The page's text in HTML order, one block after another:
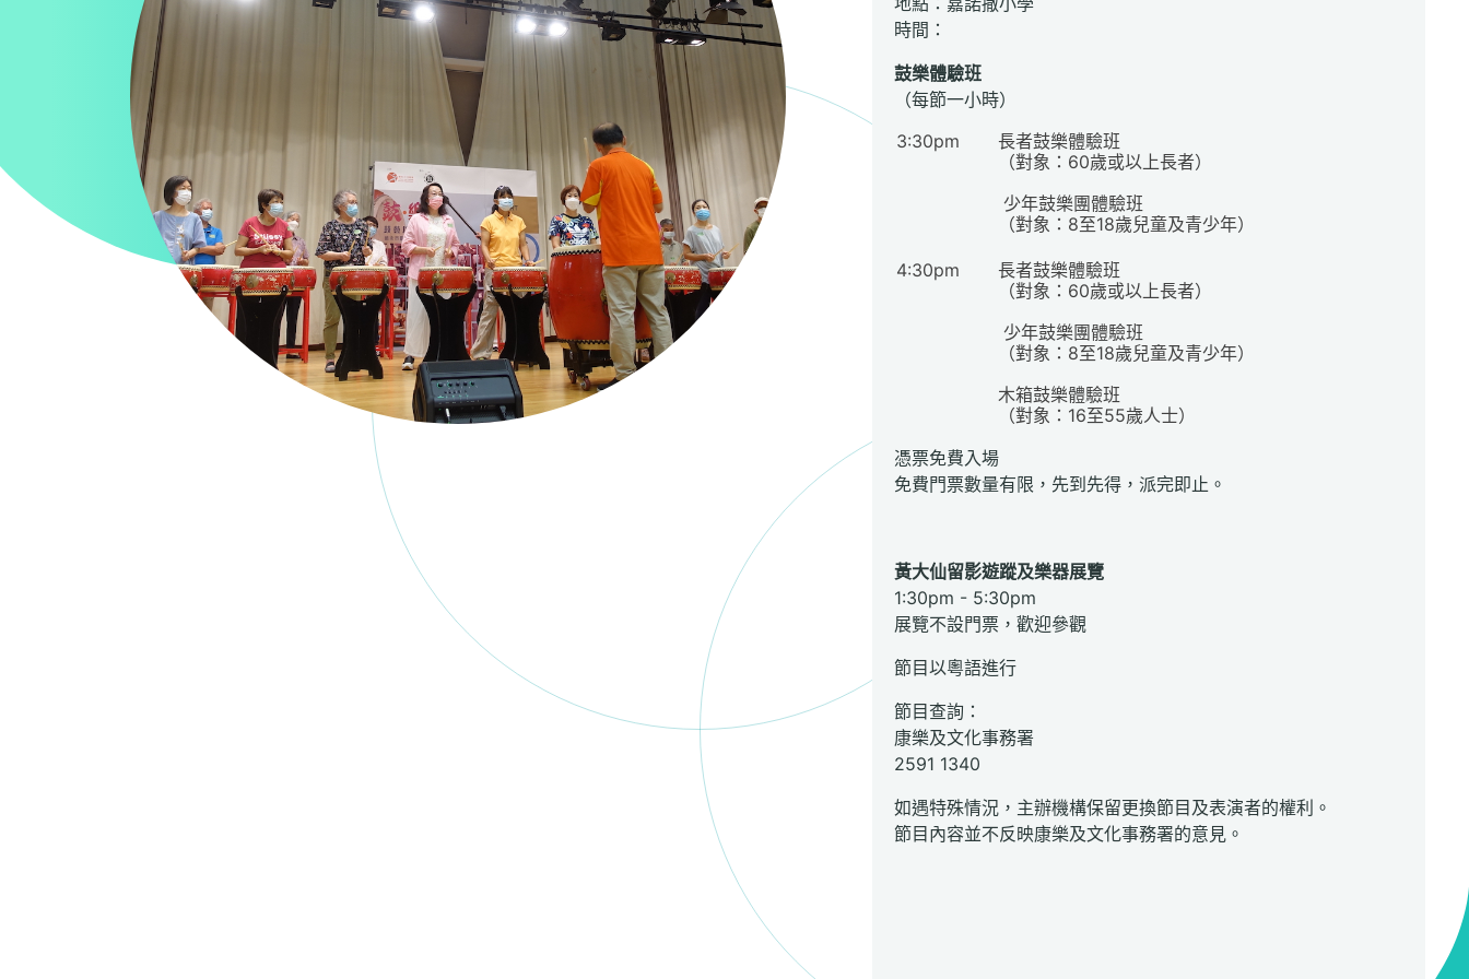
時間：
鼓樂體驗班
（每節一小時）
3:30pm
長者鼓樂體驗班
（對象：60歲或以上長者）
少年鼓樂團體驗班
（對象：8至18歲兒童及青少年）
4:30pm
長者鼓樂體驗班
（對象：60歲或以上長者）
少年鼓樂團體驗班
（對象：8至18歲兒童及青少年）
木箱鼓樂體驗班
（對象：16至55歲人士）
憑票免費入場
免費門票數量有限，先到先得，派完即止。
黃大仙留影遊蹤及樂器展覽
1:30pm - 5:30pm
展覽不設門票，歡迎參觀
節目以粵語進行
節目查詢：
康樂及文化事務署
2591 1340
如遇特殊情況，主辦機構保留更換節目及表演者的權利。
節目內容並不反映康樂及文化事務署的意見。